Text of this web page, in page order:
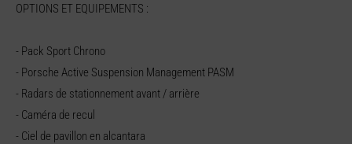
OPTIONS ET EQUIPEMENTS :
- Pack Sport Chrono
- Porsche Active Suspension Management PASM
- Radars de stationnement avant / arrière
- Caméra de recul
- Ciel de pavillon en alcantara